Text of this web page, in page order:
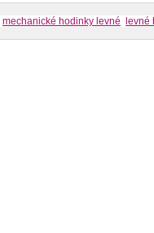
mechanické hodinky levné levné